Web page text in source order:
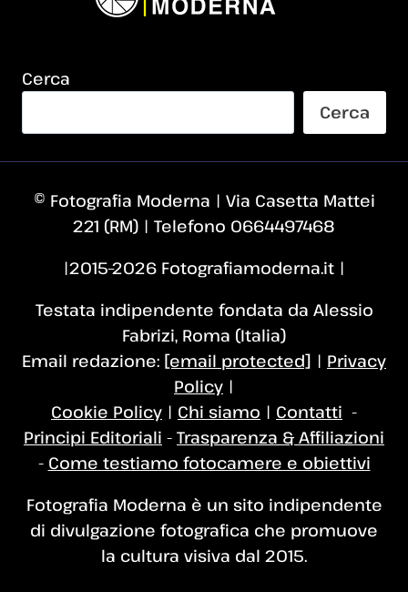
Cerca
Cerca
© Fotografia Moderna | Via Casetta Mattei
221 (RM) | Telefono 0664497468
|2015–2026 Fotografiamoderna.it |
Testata indipendente fondata da Alessio
Fabrizi, Roma (Italia)
Email redazione: [email protected] | Privacy
Policy |
Cookie Policy | Chi siamo | Contatti -
Principi Editoriali - Trasparenza & Affiliazioni
- Come testiamo fotocamere e obiettivi
Fotografia Moderna è un sito indipendente
di divulgazione fotografica che promuove
la cultura visiva dal 2015.